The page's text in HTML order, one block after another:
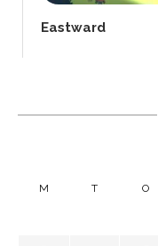
Eastward
M T O